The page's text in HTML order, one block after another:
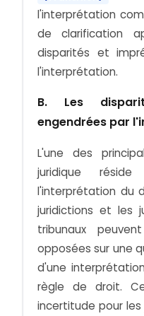
l'interprétation
de clarification
disparités et
l'interprétation.
B. Les
engendrées par
L'une des
juridique
l'interprétation du
juridictions et les
tribunaux
opposées sur une
d'une
règle de droit.
incertitude pour